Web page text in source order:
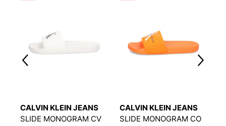
CALVIN KLEIN JEANS
SLIDE MONOGRAM CV
CALVIN KLEIN JEANS
SLIDE MONOGRAM CO